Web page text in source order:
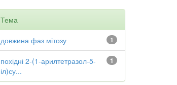
Тема
1
довжина фаз мітозу
1
похідні 2-(1-арилтетразол-5-
іл)су...